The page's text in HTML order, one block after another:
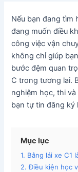
Nếu bạn đang tìm
đang muốn điều
công việc vận
không chỉ giúp
bước đệm quan
C trong tương lai.
nghiệm học, thi
bạn tự tin đăng ký
Mục lục
1. Bằng lái xe C1
2. Điều kiện học